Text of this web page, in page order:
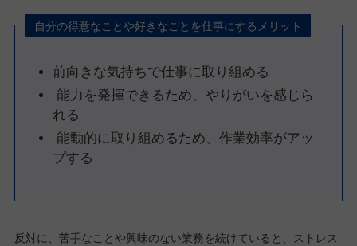
自分の得意なことや好きなことを仕事にするメリット
前向きな気持ちで仕事に取り組める
能力を発揮できるため、やりがいを感じら
れる
能動的に取り組めるため、作業効率がアッ
プする
反対に、苦手なことや興味のない業務を続けていると、ストレス